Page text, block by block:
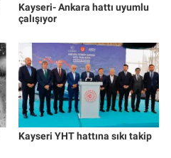
Kayseri- Ankara hattı uyumlu
çalışıyor
Kayseri YHT hattına sıkı takip